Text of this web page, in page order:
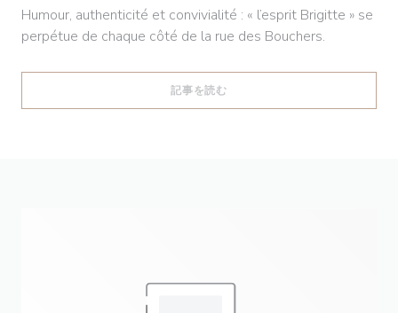
Humour, authenticité et convivialité : « l’esprit Brigitte » se
perpétue de chaque côté de la rue des Bouchers.
記事を読む